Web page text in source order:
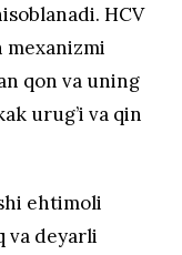
HCV
qon va uning
urug’i va qin
ehtimoli
va deyarli